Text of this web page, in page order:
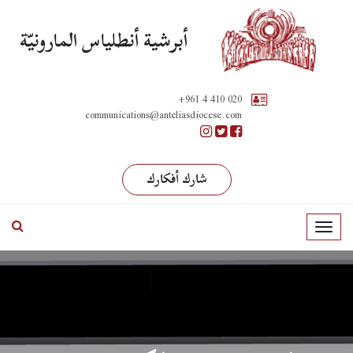
أبرشية أنطلياس المارونيّة
+961 4 410 020
communications@anteliasdiocese.com
شارك أفكارك
T
o
g
n